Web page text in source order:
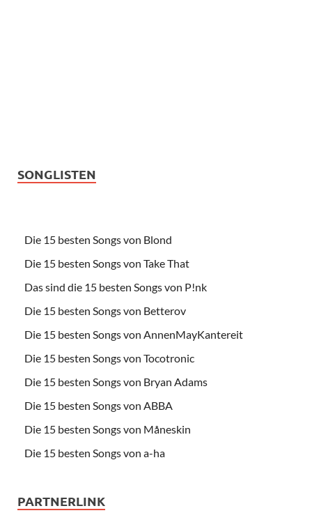
SONGLISTEN
Die 15 besten Songs von Blond
Die 15 besten Songs von Take That
Das sind die 15 besten Songs von P!nk
Die 15 besten Songs von Betterov
Die 15 besten Songs von AnnenMayKantereit
Die 15 besten Songs von Tocotronic
Die 15 besten Songs von Bryan Adams
Die 15 besten Songs von ABBA
Die 15 besten Songs von Måneskin
Die 15 besten Songs von a-ha
PARTNERLINK